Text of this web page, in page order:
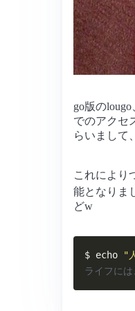
go版の
でのアクセ
らいまして
これにより
能となりま
どw
$ echo "